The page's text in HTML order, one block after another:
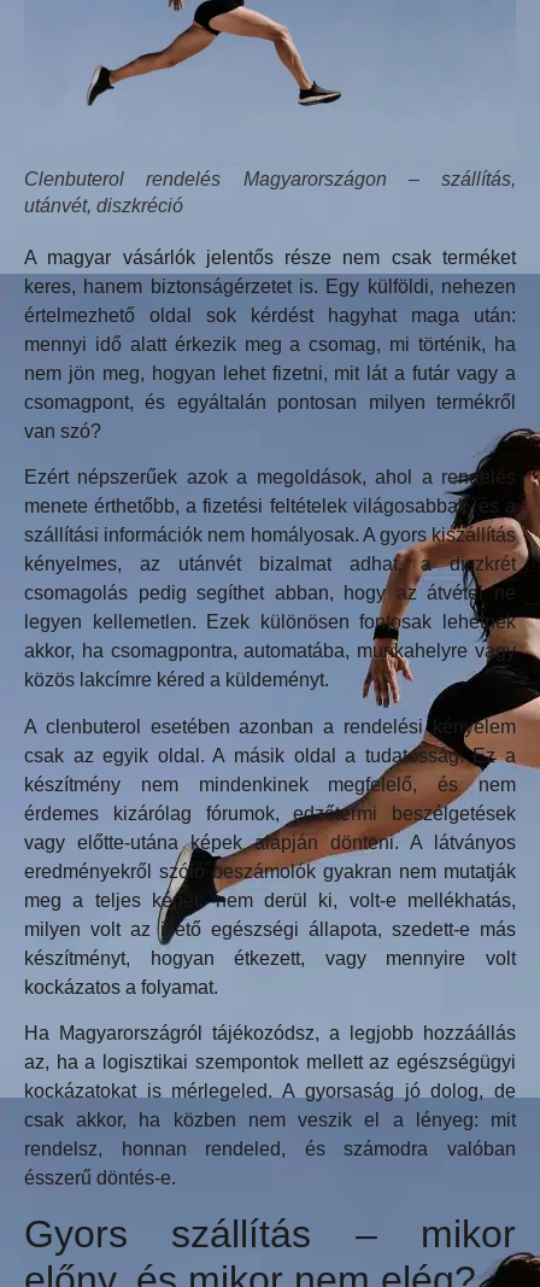
Clenbuterol rendelés Magyarországon – szállítás,
utánvét, diszkréció
A magyar vásárlók jelentős része nem csak terméket
keres, hanem biztonságérzetet is. Egy külföldi, nehezen
értelmezhető oldal sok kérdést hagyhat maga után:
mennyi idő alatt érkezik meg a csomag, mi történik, ha
nem jön meg, hogyan lehet fizetni, mit lát a futár vagy a
csomagpont, és egyáltalán pontosan milyen termékről
van szó?
Ezért népszerűek azok a megoldások, ahol a rendelés
menete érthetőbb, a fizetési feltételek világosabbak, és a
szállítási információk nem homályosak. A gyors kiszállítás
kényelmes, az utánvét bizalmat adhat, a diszkrét
csomagolás pedig segíthet abban, hogy az átvétel ne
legyen kellemetlen. Ezek különösen fontosak lehetnek
akkor, ha csomagpontra, automatába, munkahelyre vagy
közös lakcímre kéred a küldeményt.
A clenbuterol esetében azonban a rendelési kényelem
csak az egyik oldal. A másik oldal a tudatosság. Ez a
készítmény nem mindenkinek megfelelő, és nem
érdemes kizárólag fórumok, edzőtermi beszélgetések
vagy előtte-utána képek alapján dönteni. A látványos
eredményekről szóló beszámolók gyakran nem mutatják
meg a teljes képet: nem derül ki, volt-e mellékhatás,
milyen volt az illető egészségi állapota, szedett-e más
készítményt, hogyan étkezett, vagy mennyire volt
kockázatos a folyamat.
Ha Magyarországról tájékozódsz, a legjobb hozzáállás
az, ha a logisztikai szempontok mellett az egészségügyi
kockázatokat is mérlegeled. A gyorsaság jó dolog, de
csak akkor, ha közben nem veszik el a lényeg: mit
rendelsz, honnan rendeled, és számodra valóban
ésszerű döntés-e.
Gyors szállítás – mikor